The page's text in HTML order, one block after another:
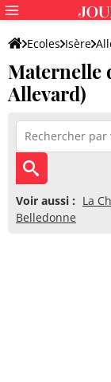
Ecoles Isère
Maternelle
Allevard)
Voir aussi : La
Belledonne